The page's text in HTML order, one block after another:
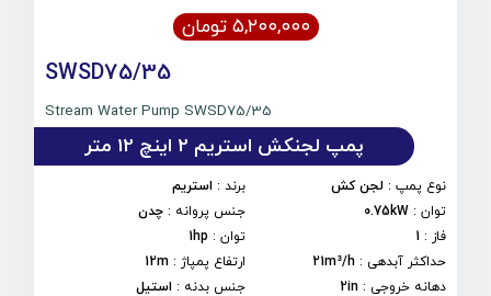
۵,۲۰۰,۰۰۰ تومان
SWSD75/35
Stream Water Pump SWSD75/35
پمپ لجنكش استریم 2 اینچ 12 متر
نوع پمپ : لجن کش برند: استریم
توان :
0.75kW جنس پروانه : چدن
فاز :
1 توان:
1hp
حداکثر آبدهی :
21m³/h ارتفاع پمپاژ :
12m
دهانه خروجی :
2in جنس بدنه : استیل